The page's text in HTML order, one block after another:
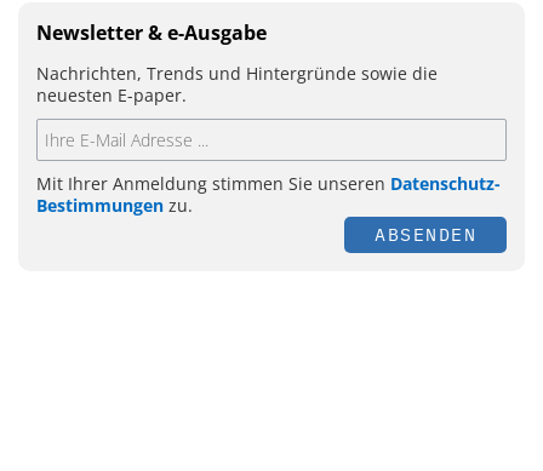
Newsletter & e-Ausgabe
Nachrichten, Trends und Hintergründe sowie die
neuesten E-paper.
Mit Ihrer Anmeldung stimmen Sie unseren Datenschutz-
Bestimmungen zu.
ABSENDEN